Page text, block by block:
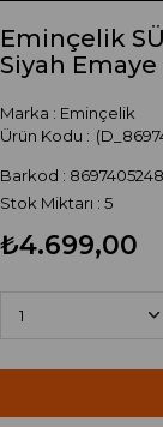
Eminçelik
Siyah
Marka : Eminçelik
Barkod :
Stok Miktarı : 5
₺4.699,00